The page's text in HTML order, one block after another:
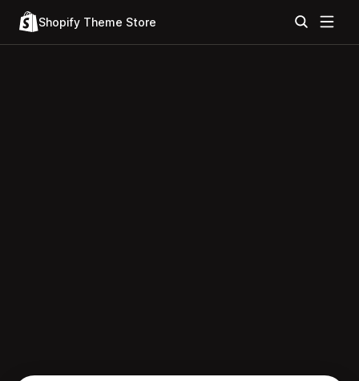
Shopify Theme Store